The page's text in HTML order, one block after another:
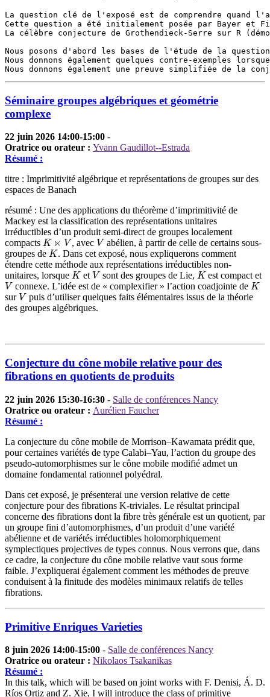
La question clé de l'exposé est de comprendre quand
Cette question a été initialement posée par Bayer
La célèbre conjecture de Grothendieck-Serre sur R
Nous posons d'abord les bases de l'étude de la
Nous donnons également quelques contre-exemples
Nous donnons également une preuve simplifiée de la
Séminaire groupes algébriques et géométrie
complexe
22 juin 2026 14:00-15:00 -
Oratrice ou orateur : Yvann Gaudillot--Estrada
Résumé :
titre : Imprimitivité algébrique et représentations de groupes sur des
espaces de Banach
résumé : Une des applications du théorème d’imprimitivité de
Mackey est la classification des représentations unitaires
irréductibles d’un produit semi-direct de groupes localement
compacts K⋉ V , avec V abélien, à partir de celle de certains sous-
groupes de K . Dans cet exposé, nous expliquerons comment
étendre cette méthode aux représentations irréductibles non-
unitaires, lorsque K etV sont des groupes de Lie, K est compact et
V connexe. L’idée est de « complexifier » l’action coadjointe de K
surV puis d’utiliser quelques faits élémentaires issus de la théorie
des groupes algébriques.
Conjecture du cône mobile relative pour des
fibrations en quotients de produits
22 juin 2026 15:30-16:30 - Salle de conférences Nancy
Oratrice ou orateur : Aurélien Faucher
Résumé :
La conjecture du cône mobile de Morrison–Kawamata prédit que,
pour certaines variétés de type Calabi–Yau, l’action du groupe des
pseudo-automorphismes sur le cône mobile modifié admet un
domaine fondamental rationnel polyédral.
Dans cet exposé, je présenterai une version relative de cette
conjecture pour des fibrations K-triviales. Le résultat principal
concerne des fibrations dont la fibre très générale est un quotient, par
un groupe fini d’automorphismes, d’un produit d’une variété
abélienne et de variétés irréductibles holomorphiquement
symplectiques projectives de types connus. Nous verrons que, dans
ce cadre, la conjecture du cône mobile relative vaut sous forme
faible. J’expliquerai également comment les méthodes de preuve
conduisent à la finitude des modèles minimaux relatifs de telles
fibrations.
Primitive Enriques Varieties
8 juin 2026 14:00-15:00 - Salle de conférences Nancy
Oratrice ou orateur : Nikolaos Tsakanikas
Résumé :
In this talk, which will be based on joint works with F. Denisi, Á. D.
Ríos Ortiz and Z. Xie, I will introduce the class of primitive